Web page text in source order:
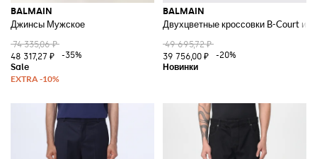
BALMAIN
Джинсы Мужское
74 335,06 ₽
48 317,27 ₽
-35%
BALMAIN
Двухцветные кроссовки B-Court из
49 695,72 ₽
39 756,00 ₽
-20%